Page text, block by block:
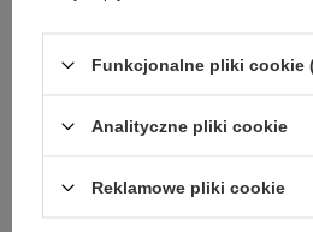
Funkcjonalne pliki cookie
Analityczne pliki cookie
Reklamowe pliki cookie